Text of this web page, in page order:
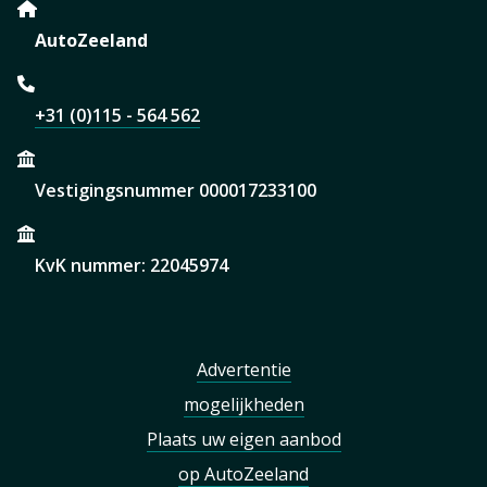
AutoZeeland
+31 (0)115 - 564 562
Vestigingsnummer 000017233100
KvK nummer: 22045974
Advertentie
mogelijkheden
Plaats uw eigen aanbod
op AutoZeeland